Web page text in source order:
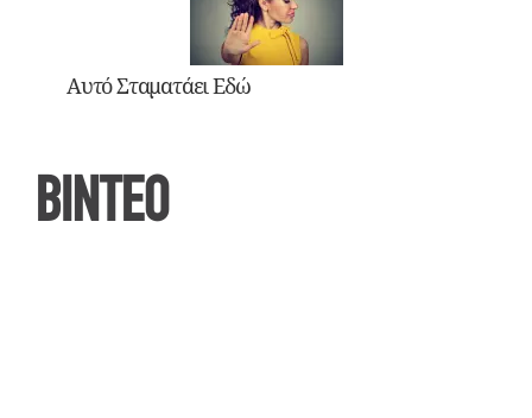
Αυτό Σταματάει Εδώ
ΒΙΝΤΕΟ